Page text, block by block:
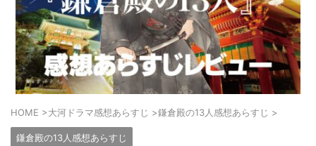
HOME >大河ドラマ感想あらすじ >鎌倉殿の13人感想あらすじ >
鎌倉殿の13人感想あらすじ